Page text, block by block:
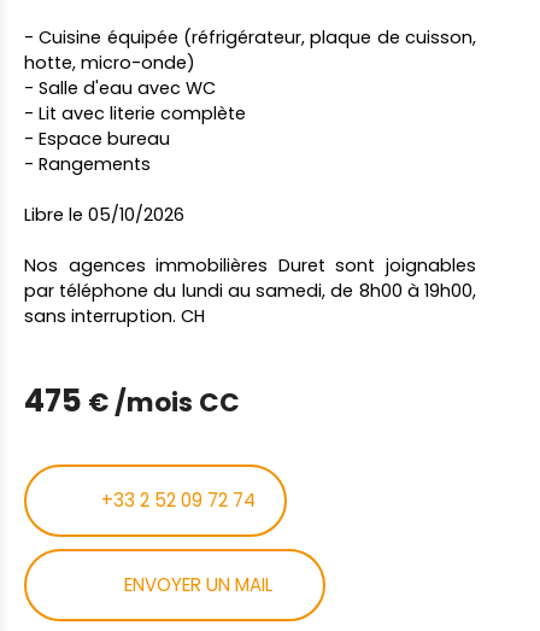
- Cuisine équipée (réfrigérateur, plaque de cuisson,
hotte, micro-onde)
- Salle d'eau avec WC
- Lit avec literie complète
- Espace bureau
- Rangements
Libre le 05/10/2026
Nos agences immobilières Duret sont joignables
par téléphone du lundi au samedi, de 8h00 à 19h00,
sans interruption. CH
475 € /mois CC
+33 2 52 09 72 74
ENVOYER UN MAIL